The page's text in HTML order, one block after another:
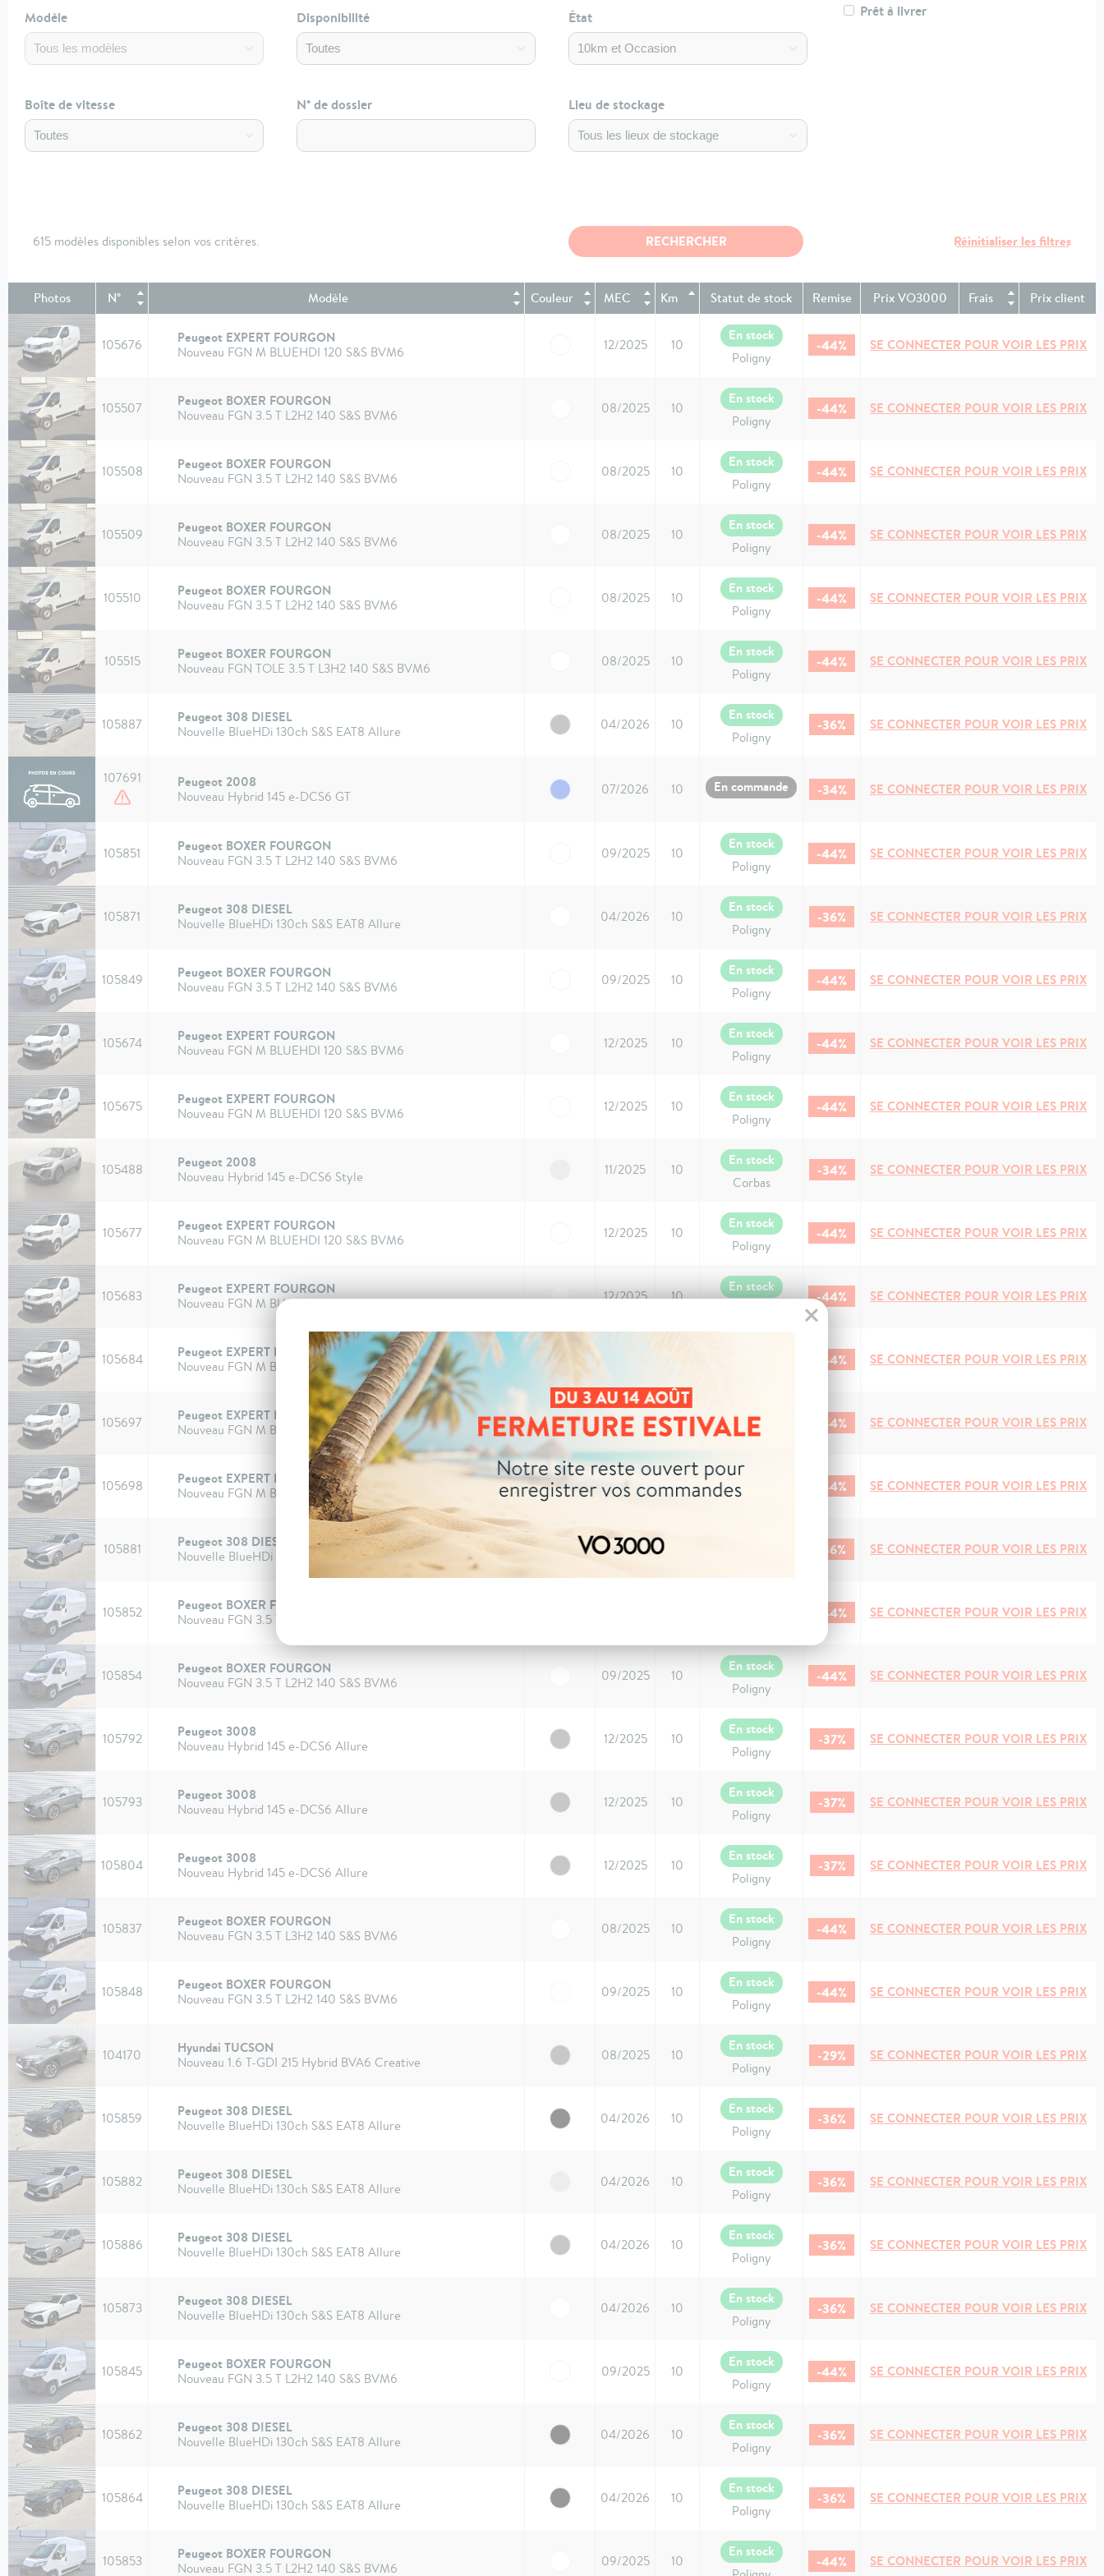
Modèle
Boîte de vitesse
Disponibilité
N° de dossier
État
Lieu de stockage
Prêt à livrer
615 modèles disponibles selon vos critères.
Photos N° Modèle Couleur MEC Km Statut de stock Remise Prix VO3000 Frais Prix client
105676 Peugeot EXPERT FOURGON
Nouveau FGN M BLUEHDI 120 S&S BVM6 12/2025 10
En stock
Poligny
-44% SE CONNECTER POUR VOIR LES PRIX
105507 Peugeot BOXER FOURGON
Nouveau FGN 3.5 T L2H2 140 S&S BVM6 08/2025 10
En stock
Poligny
-44% SE CONNECTER POUR VOIR LES PRIX
105508 Peugeot BOXER FOURGON
Nouveau FGN 3.5 T L2H2 140 S&S BVM6 08/2025 10
En stock
Poligny
-44% SE CONNECTER POUR VOIR LES PRIX
105509 Peugeot BOXER FOURGON
Nouveau FGN 3.5 T L2H2 140 S&S BVM6 08/2025 10
En stock
Poligny
-44% SE CONNECTER POUR VOIR LES PRIX
105510 Peugeot BOXER FOURGON
Nouveau FGN 3.5 T L2H2 140 S&S BVM6 08/2025 10
En stock
Poligny
-44% SE CONNECTER POUR VOIR LES PRIX
105515 Peugeot BOXER FOURGON
Nouveau FGN TOLE 3.5 T L3H2 140 S&S BVM6 08/2025 10
En stock
Poligny
-44% SE CONNECTER POUR VOIR LES PRIX
105887 Peugeot 308 DIESEL
Nouvelle BlueHDi 130ch S&S EAT8 Allure 04/2026 10
En stock
Poligny
-36% SE CONNECTER POUR VOIR LES PRIX
107691 Peugeot 2008
Nouveau Hybrid 145 e-DCS6 GT 07/2026 10 En commande -34% SE CONNECTER POUR VOIR LES PRIX
105851 Peugeot BOXER FOURGON
Nouveau FGN 3.5 T L2H2 140 S&S BVM6 09/2025 10
En stock
Poligny
-44% SE CONNECTER POUR VOIR LES PRIX
105871 Peugeot 308 DIESEL
Nouvelle BlueHDi 130ch S&S EAT8 Allure 04/2026 10
En stock
Poligny
-36% SE CONNECTER POUR VOIR LES PRIX
105849 Peugeot BOXER FOURGON
Nouveau FGN 3.5 T L2H2 140 S&S BVM6 09/2025 10
En stock
Poligny
-44% SE CONNECTER POUR VOIR LES PRIX
105674 Peugeot EXPERT FOURGON
Nouveau FGN M BLUEHDI 120 S&S BVM6 12/2025 10
En stock
Poligny
-44% SE CONNECTER POUR VOIR LES PRIX
105675 Peugeot EXPERT FOURGON
Nouveau FGN M BLUEHDI 120 S&S BVM6 12/2025 10
En stock
Poligny
-44% SE CONNECTER POUR VOIR LES PRIX
105488 Peugeot 2008
Nouveau Hybrid 145 e-DCS6 Style 11/2025 10
En stock
Corbas
-34% SE CONNECTER POUR VOIR LES PRIX
105677 Peugeot EXPERT FOURGON
Nouveau FGN M BLUEHDI 120 S&S BVM6 12/2025 10
En stock
Poligny
-44% SE CONNECTER POUR VOIR LES PRIX
105683 Peugeot EXPERT FOURGON
Nouveau FGN M BLUEHDI 120 S&S BVM6 12/2025 10
En stock
-44% SE CONNECTER POUR VOIR LES PRIX
105684 Peugeot EXPERT FOURGON
Nouveau FGN M BLUEHDI 120 S&S BVM6 -44% SE CONNECTER POUR VOIR LES PRIX
105697 Peugeot EXPERT FOURGON
Nouveau FGN M BLUEHDI 120 S&S BVM6 12/2025 10
En stock
Poligny
-44% SE CONNECTER POUR VOIR LES PRIX
105698 Peugeot EXPERT FOURGON
Nouveau FGN M BLUEHDI 120 S&S BVM6 12/2025 10
En stock
Poligny
-44% SE CONNECTER POUR VOIR LES PRIX
105881 Peugeot 308 DIESEL
Nouvelle BlueHDi 130ch S&S EAT8 Allure 04/2026 -36% SE CONNECTER POUR VOIR LES PRIX
105852 Peugeot BOXER FOURGON
Nouveau FGN 3.5 T L2H2 140 S&S BVM6 -44% SE CONNECTER POUR VOIR LES PRIX
105854 Peugeot BOXER FOURGON
Nouveau FGN 3.5 T L2H2 140 S&S BVM6 09/2025 10
En stock
Poligny
-44% SE CONNECTER POUR VOIR LES PRIX
105792 Peugeot 3008
Nouveau Hybrid 145 e-DCS6 Allure 12/2025 10
En stock
Poligny
-37% SE CONNECTER POUR VOIR LES PRIX
105793 Peugeot 3008
Nouveau Hybrid 145 e-DCS6 Allure 12/2025 10
En stock
Poligny
-37% SE CONNECTER POUR VOIR LES PRIX
105804 Peugeot 3008
Nouveau Hybrid 145 e-DCS6 Allure 12/2025 10
En stock
Poligny
-37% SE CONNECTER POUR VOIR LES PRIX
105837 Peugeot BOXER FOURGON
Nouveau FGN 3.5 T L3H2 140 S&S BVM6 08/2025 10
En stock
Poligny
-44% SE CONNECTER POUR VOIR LES PRIX
105848 Peugeot BOXER FOURGON
Nouveau FGN 3.5 T L2H2 140 S&S BVM6 09/2025 10
En stock
Poligny
-44% SE CONNECTER POUR VOIR LES PRIX
104170 Hyundai TUCSON
Nouveau 1.6 T-GDI 215 Hybrid BVA6 Creative 08/2025 10
En stock
Poligny
-29% SE CONNECTER POUR VOIR LES PRIX
105859 Peugeot 308 DIESEL
Nouvelle BlueHDi 130ch S&S EAT8 Allure 04/2026 10
En stock
Poligny
-36% SE CONNECTER POUR VOIR LES PRIX
105882 Peugeot 308 DIESEL
Nouvelle BlueHDi 130ch S&S EAT8 Allure 04/2026 10
En stock
Poligny
-36% SE CONNECTER POUR VOIR LES PRIX
105886 Peugeot 308 DIESEL
Nouvelle BlueHDi 130ch S&S EAT8 Allure 04/2026 10
En stock
Poligny
-36% SE CONNECTER POUR VOIR LES PRIX
105873 Peugeot 308 DIESEL
Nouvelle BlueHDi 130ch S&S EAT8 Allure 04/2026 10
En stock
Poligny
-36% SE CONNECTER POUR VOIR LES PRIX
105845 Peugeot BOXER FOURGON
Nouveau FGN 3.5 T L2H2 140 S&S BVM6 09/2025 10
En stock
Poligny
-44% SE CONNECTER POUR VOIR LES PRIX
105862 Peugeot 308 DIESEL
Nouvelle BlueHDi 130ch S&S EAT8 Allure 04/2026 10
En stock
Poligny
-36% SE CONNECTER POUR VOIR LES PRIX
105864 Peugeot 308 DIESEL
Nouvelle BlueHDi 130ch S&S EAT8 Allure 04/2026 10
En stock
Poligny
-36% SE CONNECTER POUR VOIR LES PRIX
105853 Peugeot BOXER FOURGON
Nouveau FGN 3.5 T L2H2 140 S&S BVM6 09/2025 10
En stock
-44% SE CONNECTER POUR VOIR LES PRIX